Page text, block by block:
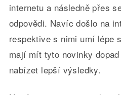
internetu a následně přes
odpovědi. Navíc došlo na
respektive s nimi umí lépe
mají mít tyto novinky
nabízet lepší výsledky.